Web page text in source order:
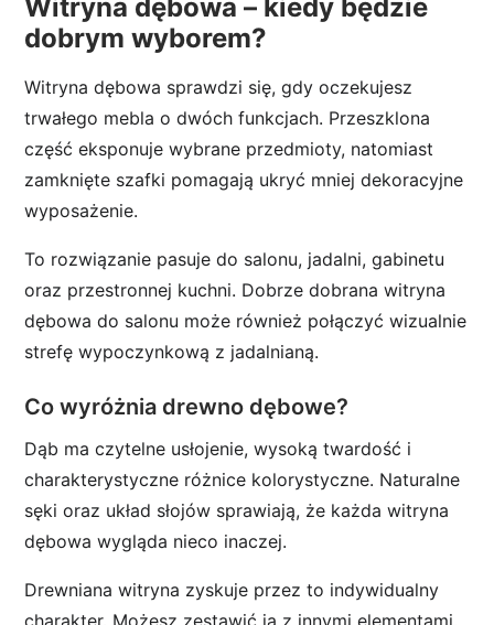
Witryna dębowa – kiedy będzie
dobrym wyborem?
Witryna dębowa sprawdzi się, gdy oczekujesz
trwałego mebla o dwóch funkcjach. Przeszklona
część eksponuje wybrane przedmioty, natomiast
zamknięte szafki pomagają ukryć mniej dekoracyjne
wyposażenie.
To rozwiązanie pasuje do salonu, jadalni, gabinetu
oraz przestronnej kuchni. Dobrze dobrana witryna
dębowa do salonu może również połączyć wizualnie
strefę wypoczynkową z jadalnianą.
Co wyróżnia drewno dębowe?
Dąb ma czytelne usłojenie, wysoką twardość i
charakterystyczne różnice kolorystyczne. Naturalne
sęki oraz układ słojów sprawiają, że każda witryna
dębowa wygląda nieco inaczej.
Drewniana witryna zyskuje przez to indywidualny
charakter. Możesz zestawić ją z innymi elementami,